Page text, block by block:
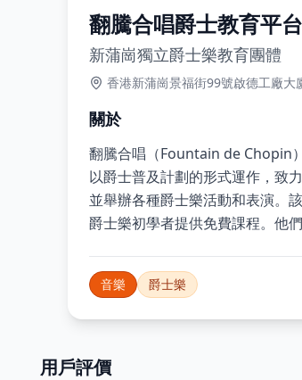
翻騰合唱爵士教育平台
新蒲崗獨立爵士樂教育團體
香港新蒲崗景福街99號啟德工廠大
關於
翻騰合唱（Fountain de Chopin
以爵士普及計劃的形式運作，致
並舉辦各種爵士樂活動和表演。
爵士樂初學者提供免費課程。他
音樂 爵士樂
用戶評價